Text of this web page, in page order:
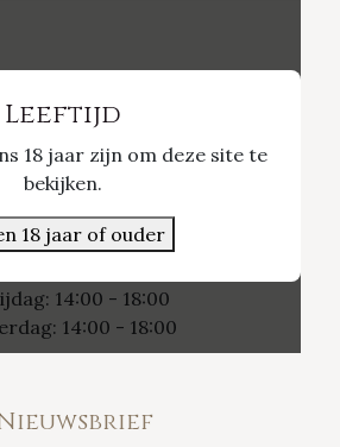
Leeftijd
18 jaar zijn om deze site te
bekijken.
18 jaar of ouder
Nieuwpoort 21/1
Openingsuren
14:00 - 18:00
14:00 - 18:00